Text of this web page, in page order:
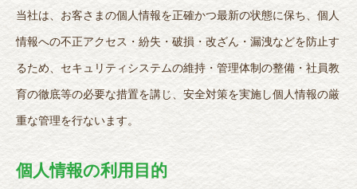
当社は、お客さまの個人情報を正確かつ最新の状態に保ち、個人
情報への不正アクセス・紛失・破損・改ざん・漏洩などを防止す
るため、セキュリティシステムの維持・管理体制の整備・社員教
育の徹底等の必要な措置を講じ、安全対策を実施し個人情報の厳
重な管理を行ないます。
個人情報の利用目的